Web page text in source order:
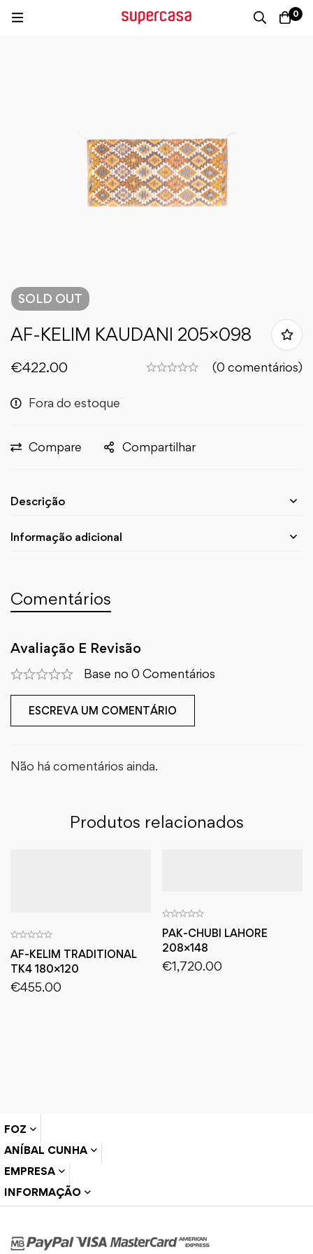
0
SOLD OUT
AF-KELIM KAUDANI 205×098
€422.00 (0 comentários)
Fora do estoque
Compare Compartilhar
Descrição
Informação adicional
Comentários
Avaliação E Revisão
Base no 0 Comentários
ESCREVA UM COMENTÁRIO
Não há comentários ainda.
Produtos relacionados
AF-KELIM TRADITIONAL
TK4 180×120
€455.00
PAK-CHUBI LAHORE
208×148
€1,720.00
FOZ
ANÍBAL CUNHA
EMPRESA
INFORMAÇÃO